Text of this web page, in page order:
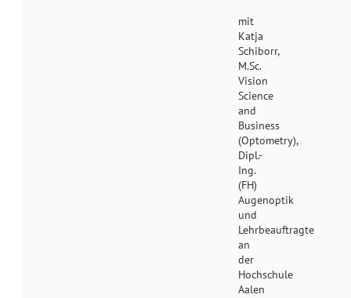
mit
Katja
Schiborr,
M.Sc.
Vision
Science
and
Business
(Optometry),
Dipl.-
Ing.
(FH)
Augenoptik
und
Lehrbeauftragte
an
der
Hochschule
Aalen